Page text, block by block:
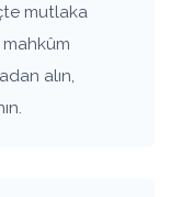
mutlaka
mahkûm
alın,